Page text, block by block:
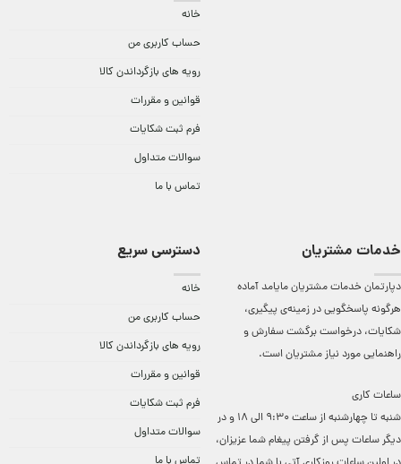
خانه
حساب کاربری من
رویه های بازگرداندن کالا
قوانین و مقررات
فرم ثبت شکایات
سوالات متداول
تماس با ما
خدمات مشتریان
دپارتمان خدمات مشتریان مایامد آماده
هرگونه پاسخگویی در زمینه‌ی پیگیری،
شکایات، درخواست برگشت سفارش و
راهنمایی مورد نیاز مشتریان است.
ساعات کاری
شنبه تا چهارشنبه از ساعت 9:30 الی 18 و در
دیگر ساعات ‌پس از گرفتن پیغام شما عزیزان،
دسترسی سریع
خانه
حساب کاربری من
رویه های بازگرداندن کالا
قوانین و مقررات
فرم ثبت شکایات
سوالات متداول